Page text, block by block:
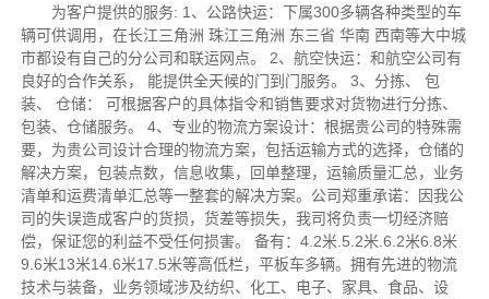
为客户提供的服务: 1、公路快运：下属300多辆各种类型的车
辆可供调用，在长江三角洲 珠江三角洲 东三省 华南 西南等大中城
市都设有自己的分公司和联运网点。 2、航空快运：和航空公司有
良好的合作关系， 能提供全天候的门到门服务。 3、分拣、 包
装、 仓储： 可根据客户的具体指令和销售要求对货物进行分拣、
包装、仓储服务。 4、专业的物流方案设计：根据贵公司的特殊需
要，为贵公司设计合理的物流方案，包括运输方式的选择，仓储的
解决方案，包装点数，信息收集，回单整理，运输质量汇总，业务
清单和运费清单汇总等一整套的解决方案。公司郑重承诺：因我公
司的失误造成客户的货损，货差等损失，我司将负责一切经济赔
偿，保证您的利益不受任何损害。 备有：4.2米.5.2米.6.2米6.8米
9.6米13米14.6米17.5米等高低栏，平板车多辆。拥有先进的物流
技术与装备，业务领域涉及纺织、化工、电子、家具、食品、设